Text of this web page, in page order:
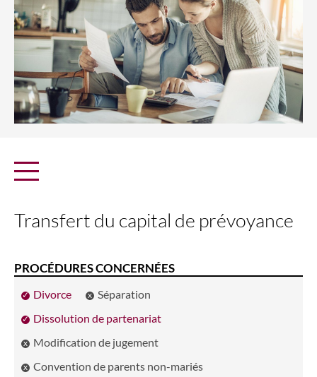
Transfert du capital de prévoyance
PROCÉDURES CONCERNÉES
Divorce
Séparation
Dissolution de partenariat
Modification de jugement
Convention de parents non-mariés